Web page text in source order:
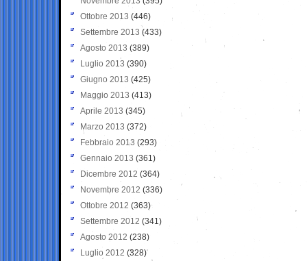
Ottobre 2013 (446)
Settembre 2013 (433)
Agosto 2013 (389)
Luglio 2013 (390)
Giugno 2013 (425)
Maggio 2013 (413)
Aprile 2013 (345)
Marzo 2013 (372)
Febbraio 2013 (293)
Gennaio 2013 (361)
Dicembre 2012 (364)
Novembre 2012 (336)
Ottobre 2012 (363)
Settembre 2012 (341)
Agosto 2012 (238)
Luglio 2012 (328)